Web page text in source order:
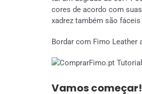
cores de acordo com
xadrez também são fáceis
Bordar com Fimo Leather
Vamos começar!